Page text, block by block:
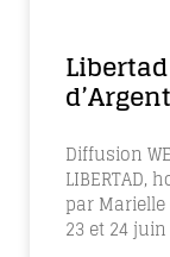
Diffusion
LIBERTAD,
par
23 et 24